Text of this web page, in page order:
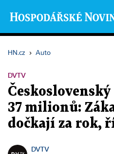
HN.cz › Auto
DVTV
37 milionů:
dočkají za rok,
DVTV